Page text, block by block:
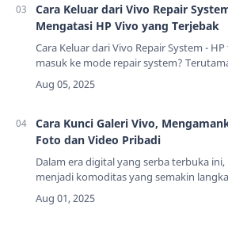
Cara Keluar dari Vivo Repair
Mengatasi HP Vivo yang Terjebak
Cara Keluar dari Vivo Repair System -
masuk ke mode repair system?
pengguna Vivo, masalah ini bisa bikin
setengah mati. Bayangkan saja, lagi a…
Cara Kunci Galeri Vivo,
Foto dan Video Pribadi
Dalam era digital yang serba terbuka ini,
menjadi komoditas yang semakin
Bayangkan betapa canggungnya ketika
seseorang meminjam ponsel kamu untuk